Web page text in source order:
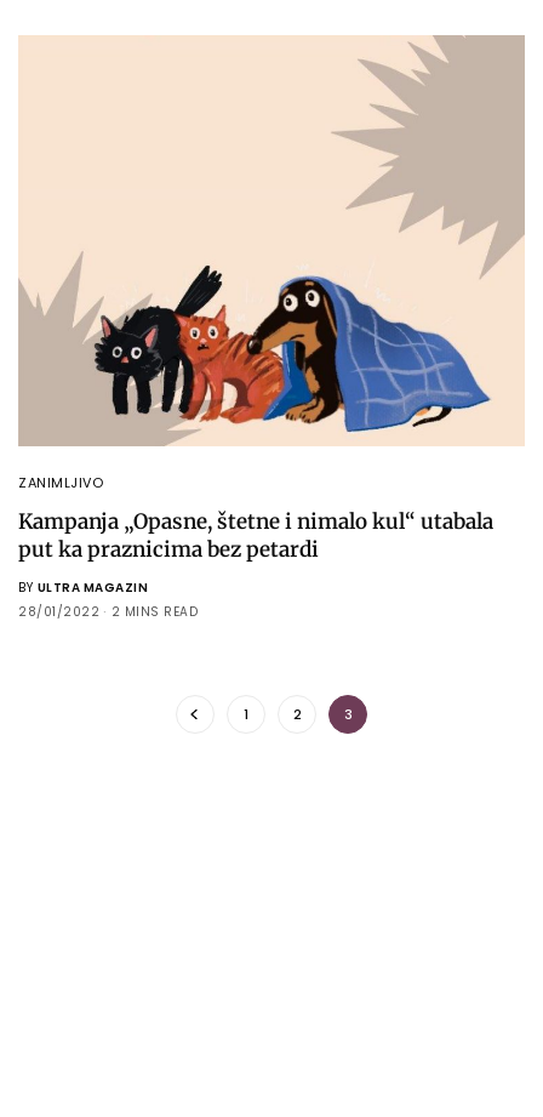
ZANIMLJIVO
Kampanja „Opasne, štetne i nimalo kul“ utabala
put ka praznicima bez petardi
BY ULTRA MAGAZIN
28/01/2022
2 MINS READ
1 2 3